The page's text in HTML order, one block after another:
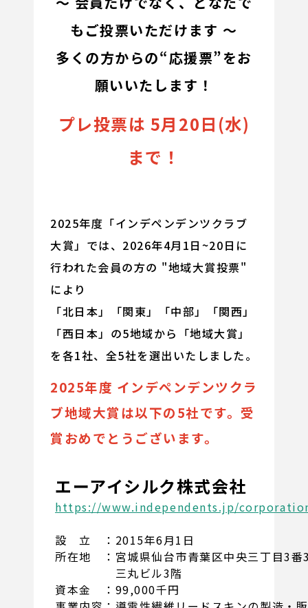
もご投票いただけます ～
多くの方からの“応援票”をお
願いいたします！
プレ投票は 5月20日(水)
まで！
2025年度「インデペンデンツクラブ
大賞」では、2026年4月1日~20日に
行われた会員の方の "地域大賞投票"
により
「北日本」「関東」「中部」「関西」
「西日本」の5地域から「地域大賞」
を各1社、全5社を選出いたしました。
2025年度 インデペンデンツクラ
ブ地域大賞は以下の5社です。受
賞おめでとうございます。
エーアイシルク株式会社
https://www.independents.jp/
設 立 ：2015年6月1日
所在地 ：宮城県仙台市青葉区中央三丁目3番
三丸ビル3階
資本金 ：99,000千円